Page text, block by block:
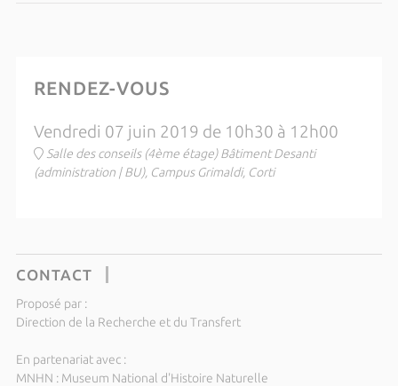
RENDEZ-VOUS
Vendredi 07 juin 2019 de 10h30 à 12h00
Salle des conseils (4ème étage) Bâtiment Desanti
(administration | BU), Campus Grimaldi, Corti
CONTACT
Proposé par :
Direction de la Recherche et du Transfert
En partenariat avec :
MNHN : Museum National d'Histoire Naturelle